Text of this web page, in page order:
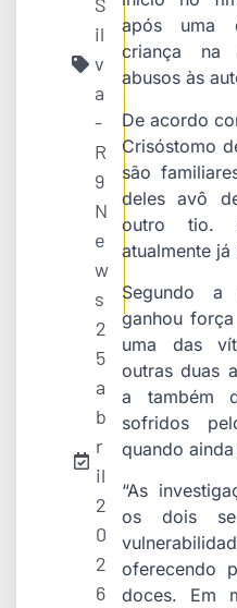
il
v
a
-
R
9
N
e
w
s
2
5
a
b
r
il
2
0
2
6
após uma
criança na
abusos às
De acordo
Crisóstomo
são
deles avô
outro tio.
atualmente já
Segundo
ganhou
uma das
outras duas
a também
sofridos
quando
“As
os dois se
oferecendo
doces. Em